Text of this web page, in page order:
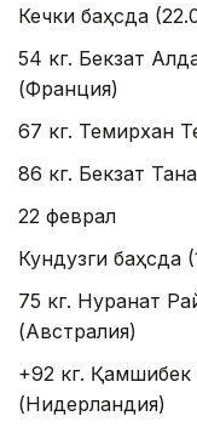
Кечки баҳсда
54 кг. Бекзат
(Франция)
67 кг. Темирхан
86 кг. Бекзат
22 феврал
Кундузги баҳсда
75 кг. Нурқанат
(Австралия)
+92 кг. Қамшибек
(Нидерландия)